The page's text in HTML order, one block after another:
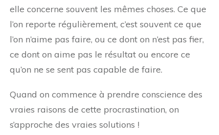
elle concerne souvent les mêmes choses. Ce que
l’on reporte régulièrement, c’est souvent ce que
l’on n’aime pas faire, ou ce dont on n’est pas fier,
ce dont on aime pas le résultat ou encore ce
qu’on ne se sent pas capable de faire.
Quand on commence à prendre conscience des
vraies raisons de cette procrastination, on
s’approche des vraies solutions !